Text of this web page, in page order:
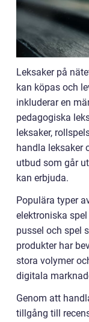
Leksaker på
kan köpas och
inkluderar en
pedagogiska
leksaker,
handla leksaker
utbud som går
kan erbjuda.
Populära typer
elektroniska
pussel och spel
produkter har
stora volymer
digitala
Genom att
tillgång till